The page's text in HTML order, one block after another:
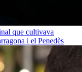
que cultivava
i el Penedès